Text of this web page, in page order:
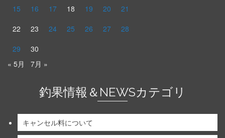
15
16 17 18 19 20
21
22
23 24 25 26 27
28
29
30
« 5月
7月 »
釣果情報＆NEWSカテゴリ
キャンセル料について